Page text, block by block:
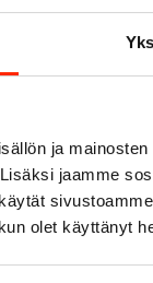
ja
jaamme
olet käyttänyt